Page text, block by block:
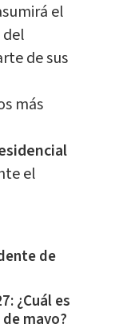
el
de sus
más
el
de
¿Cuál es